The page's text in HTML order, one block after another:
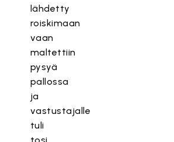
lähdetty
roiskimaan
vaan
maltettiin
pysyä
pallossa
ja
vastustajalle
tuli